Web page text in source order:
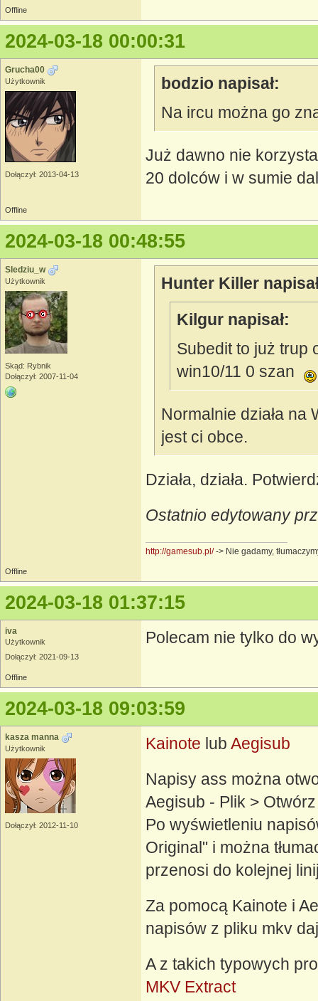
Offline
2024-03-18 00:00:31
Grucha00
Użytkownik
Dołączył: 2013-04-13
bodzio napisał:
Na ircu można go
Już dawno nie
20 dolców i w sumie
Offline
2024-03-18 00:48:55
Sledziu_w
Użytkownik
Skąd: Rybnik
Dołączył: 2007-11-04
Hunter Killer
Kilgur napisał:
Subedit to już trup
win10/11 0 szan
Normalnie działa
jest ci obce.
Działa, działa.
Ostatnio edytowany
http://gamesub.pl/-> Nie gadamy,
Offline
2024-03-18 01:37:15
iva
Użytkownik
Dołączył: 2021-09-13
Polecam nie tylko do
Offline
2024-03-18 09:03:59
kasza manna
Użytkownik
Dołączył: 2012-11-10
Kainote lub Aegisub
Napisy ass można
Aegisub - Plik >
Po wyświetleniu
Original" i można
przenosi do kolejnej
Za pomocą Kainote i
napisów z pliku mkv
A z takich typowych
MKV Extract